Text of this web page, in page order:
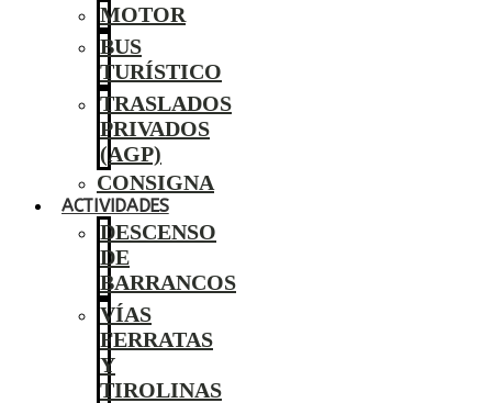
MOTOR
BUS
TURÍSTICO
TRASLADOS
PRIVADOS
(AGP)
CONSIGNA
ACTIVIDADES
DESCENSO
DE
BARRANCOS
VÍAS
FERRATAS
Y
TIROLINAS